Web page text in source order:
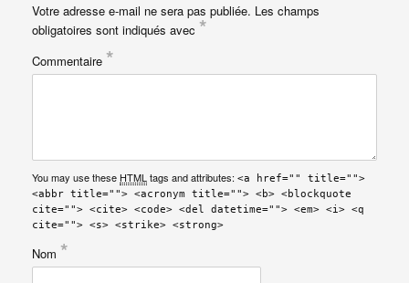
Votre adresse e-mail ne sera pas publiée. Les champs
obligatoires sont indiqués avec *
Commentaire *
You may use these HTML tags and attributes: <a href="" title="">
<abbr title=""> <acronym title=""> <b> <blockquote
cite=""> <cite> <code> <del datetime=""> <em> <i> <q
cite=""> <s> <strike> <strong>
Nom *